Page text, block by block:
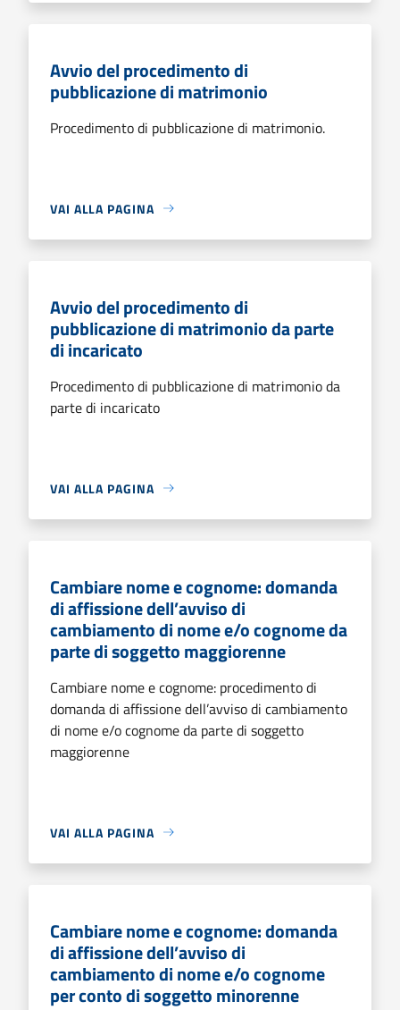
Avvio del procedimento di
pubblicazione di matrimonio
Procedimento di pubblicazione di matrimonio.
VAI ALLA PAGINA
Avvio del procedimento di
pubblicazione di matrimonio da parte
di incaricato
Procedimento di pubblicazione di matrimonio da
parte di incaricato
VAI ALLA PAGINA
Cambiare nome e cognome: domanda
di affissione dell’avviso di
cambiamento di nome e/o cognome da
parte di soggetto maggiorenne
Cambiare nome e cognome: procedimento di
domanda di affissione dell’avviso di cambiamento
di nome e/o cognome da parte di soggetto
maggiorenne
VAI ALLA PAGINA
Cambiare nome e cognome: domanda
di affissione dell’avviso di
cambiamento di nome e/o cognome
per conto di soggetto minorenne